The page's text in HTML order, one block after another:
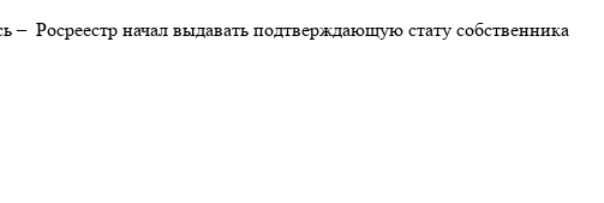
– Росреестр начал выдавать подтверждающую стату собственника